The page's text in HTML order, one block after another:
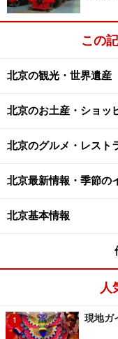
海万博や北京モー
北京
ールスロイス、フ
ていたり、エルメ
高級ブランドが飛
居の賃貸がうなぎ
を彷彿させられます
ンドを身に纏って
京人は自転車で青
会問題にもなりつ
しましょう。
高所得者と低
この
北京の観光・世界遺産
北京のお土産・ショッ
北京のグルメ・レスト
北京最新情報・季節の
北京基本情報
人
1 現地ガ